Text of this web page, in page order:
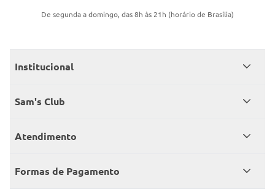
De segunda a domingo, das 8h às 21h (horário de Brasília)
Institucional
Quem somos
Encontre um Clube
Sam's Club
Seja sócio
Member’s Mark
Atendimento
Fale conosco
Formas de Pagamento